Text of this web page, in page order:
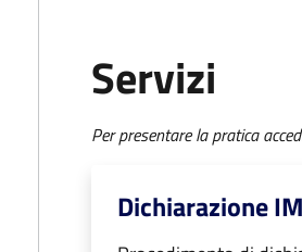
Servizi
Per presentare la pratica
Dichiarazione